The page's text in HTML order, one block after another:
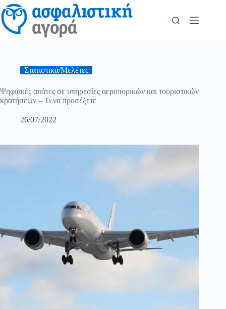
Στατιστικά/Μελέτες
Ψηφιακές απάτες σε υπηρεσίες αεροπορικών και τουριστικών
κρατήσεων – Τι να προσέξετε
26/07/2022